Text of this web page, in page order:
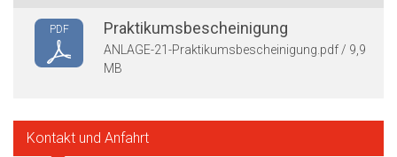
PDF Praktikumsbescheinigung
ANLAGE-21-Praktikumsbescheinigung.pdf / 9,9
MB
Kontakt und Anfahrt